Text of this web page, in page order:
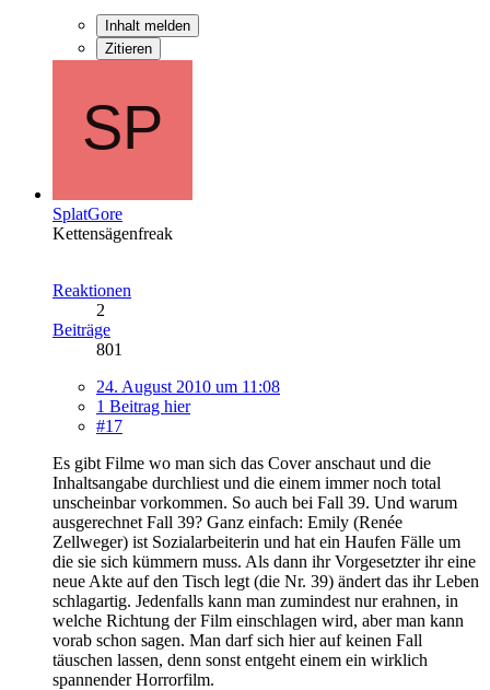
Inhalt melden
Zitieren
SplatGore
Kettensägenfreak
Reaktionen
2
Beiträge
801
24. August 2010 um 11:08
1 Beitrag hier
#17
Es gibt Filme wo man sich das Cover anschaut und die
Inhaltsangabe durchliest und die einem immer noch total
unscheinbar vorkommen. So auch bei Fall 39. Und warum
ausgerechnet Fall 39? Ganz einfach: Emily (Renée
Zellweger) ist Sozialarbeiterin und hat ein Haufen Fälle um
die sie sich kümmern muss. Als dann ihr Vorgesetzter ihr eine
neue Akte auf den Tisch legt (die Nr. 39) ändert das ihr Leben
schlagartig. Jedenfalls kann man zumindest nur erahnen, in
welche Richtung der Film einschlagen wird, aber man kann
vorab schon sagen. Man darf sich hier auf keinen Fall
täuschen lassen, denn sonst entgeht einem ein wirklich
spannender Horrorfilm.